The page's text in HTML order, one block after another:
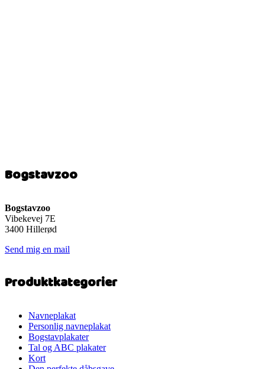
Bogstavzoo
Bogstavzoo
Vibekevej 7E
3400 Hillerød
Send mig en mail
Produktkategorier
Navneplakat
Personlig navneplakat
Bogstavplakater
Tal og ABC plakater
Kort